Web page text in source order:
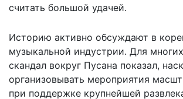
считать большой удачей.
Историю активно обсуждают в
музыкальной индустрии. Для
скандал вокруг Пусана показал,
организовывать мероприятия
при поддержке крупнейшей